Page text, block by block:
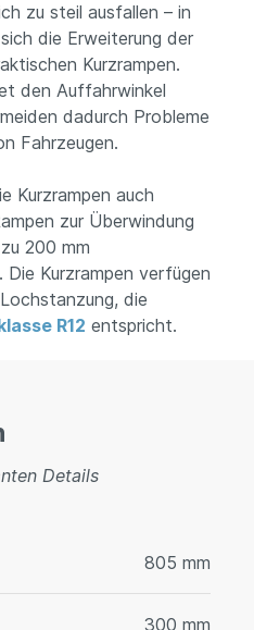
zu steil ausfallen – in
die Erweiterung der
Kurzrampen.
den Auffahrwinkel
dadurch Probleme
Fahrzeugen.
Kurzrampen auch
zur Überwindung
200 mm
Kurzrampen verfügen
die
R12 entspricht.
Details
805 mm
300 mm